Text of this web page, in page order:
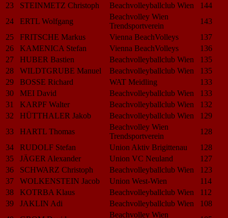
23
STEINMETZ Christoph Beachvolleyballclub Wien
144
24
ERTL Wolfgang
Beachvolley Wien
Trendsportverein
143
25
FRITSCHE Markus Vienna BeachVolleys
137
26
KAMENICA Stefan Vienna BeachVolleys
136
27
HUBER Bastien Beachvolleyballclub Wien
135
28
WILDTGRUBE Manuel Beachvolleyballclub Wien
135
29
BOSSE Richard WAT Meidling
133
30
MEI David Beachvolleyballclub Wien
133
31
KARPF Walter Beachvolleyballclub Wien
132
32
HÜTTHALER Jakob Beachvolleyballclub Wien
129
33
HARTL Thomas
Beachvolley Wien
Trendsportverein
128
34
RUDOLF Stefan Union Aktiv Brigittenau
128
35
JÄGER Alexander Union VC Neuland
127
36
SCHWARZ Christoph Beachvolleyballclub Wien
123
37
WOLKENSTEIN Jacob Union West-Wien
114
38
KOTRBA Klaus Beachvolleyballclub Wien
112
39
JAKLIN Adi Beachvolleyballclub Wien
108
Beachvolley Wien